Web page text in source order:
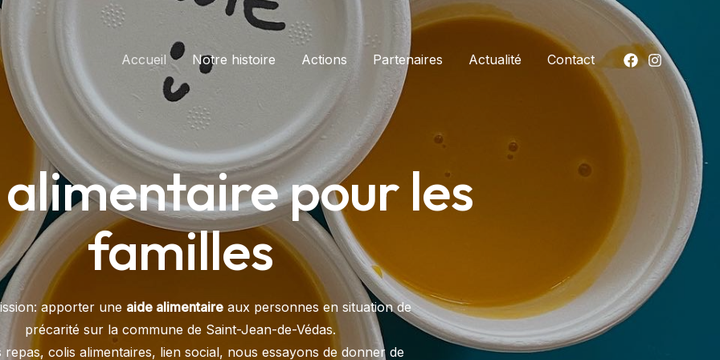
Accueil Notre histoire Actions Partenaires Actualité Contact
pour les
familles
apporter une aide alimentaireaux personnes en situation de
précarité sur la commune de Saint-Jean-de-Védas.
repas, colis alimentaires, lien social, nous essayons de donner de